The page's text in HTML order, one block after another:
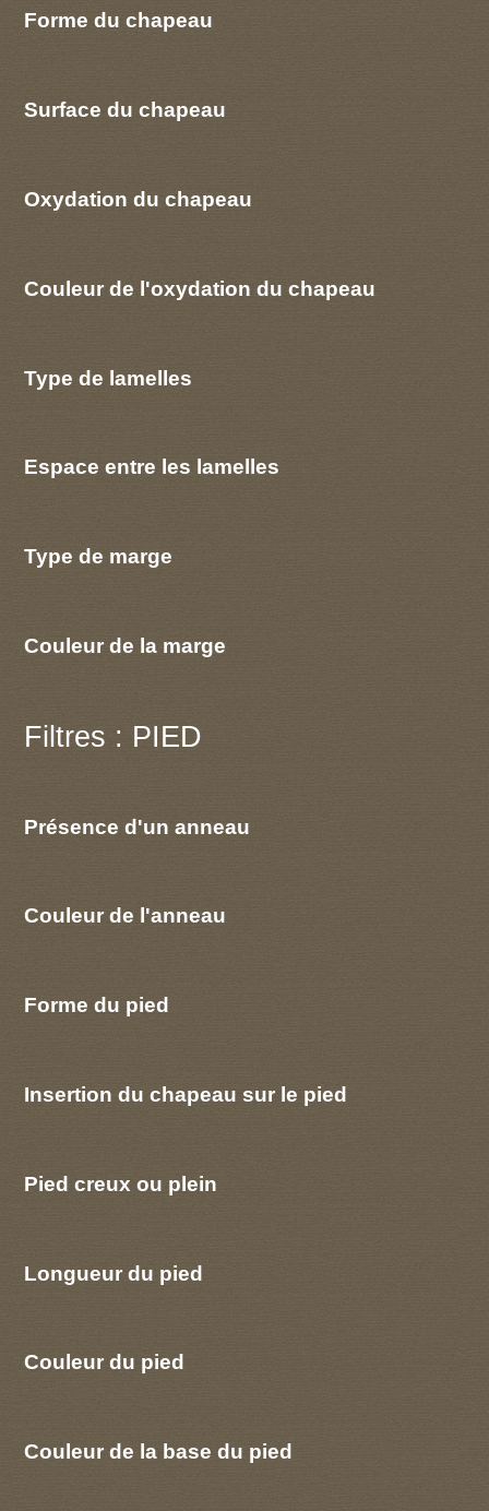
Forme du chapeau
Surface du chapeau
Oxydation du chapeau
Couleur de l'oxydation du chapeau
Type de lamelles
Espace entre les lamelles
Type de marge
Couleur de la marge
Filtres : PIED
Présence d'un anneau
Couleur de l'anneau
Forme du pied
Insertion du chapeau sur le pied
Pied creux ou plein
Longueur du pied
Couleur du pied
Couleur de la base du pied